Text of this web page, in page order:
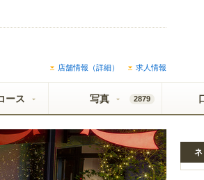
店舗情報（詳細） 求人情報
ース 写真 2879